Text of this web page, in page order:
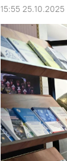
15:55 25.10.2025